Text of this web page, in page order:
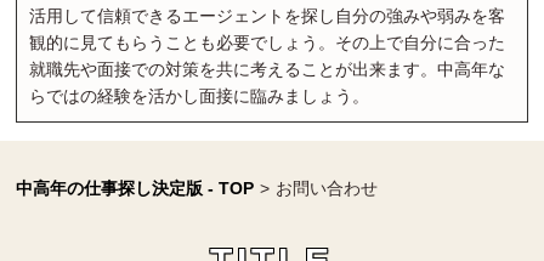
活用して信頼できるエージェントを探し自分の強みや弱みを客
観的に見てもらうことも必要でしょう。その上で自分に合った
就職先や面接での対策を共に考えることが出来ます。中高年な
らではの経験を活かし面接に臨みましょう。
中高年の仕事探し決定版 - TOP > お問い合わせ